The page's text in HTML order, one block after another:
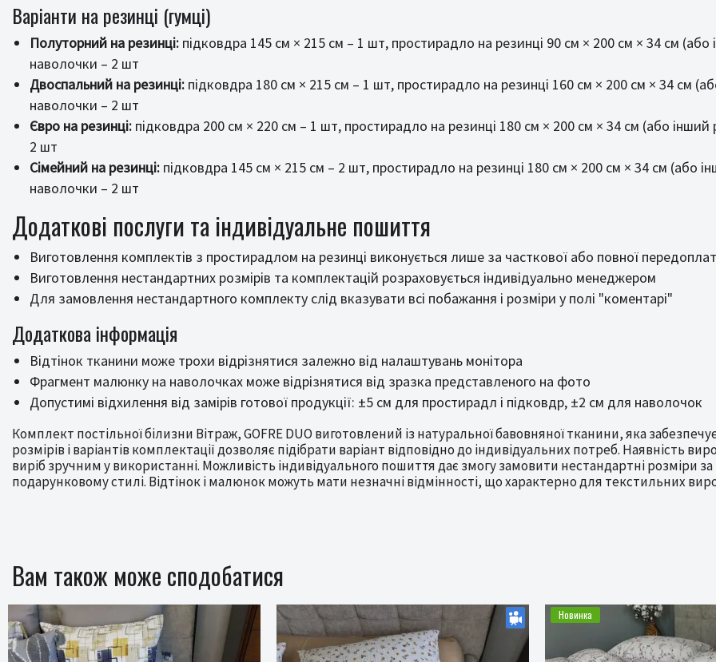
Варіанти на резинці (гумці)
Полуторний на резинці: підковдра 145 см × 215 см – 1 шт, простирадло на резинці 90 см × 200 см × 34 см
наволочки – 2 шт
Двоспальний на резинці: підковдра 180 см × 215 см – 1 шт, простирадло на резинці 160 см × 200 см × 34 см
наволочки – 2 шт
Євро на резинці: підковдра 200 см × 220 см – 1 шт, простирадло на резинці 180 см × 200 см × 34 см (або
2 шт
Сімейний на резинці: підковдра 145 см × 215 см – 2 шт, простирадло на резинці 180 см × 200 см × 34 см (або
наволочки – 2 шт
Додаткові послуги та індивідуальне пошиття
Виготовлення комплектів з простирадлом на резинці виконується лише за часткової або повної
Виготовлення нестандартних розмірів та комплектацій розраховується індивідуально менеджером
Для замовлення нестандартного комплекту слід вказувати всі побажання і розміри у полі "коментарі"
Додаткова інформація
Відтінок тканини може трохи відрізнятися залежно від налаштувань монітора
Фрагмент малюнку на наволочках може відрізнятися від зразка представленого на фото
Допустимі відхилення від замірів готової продукції: ±5 см для простирадл і підковдр, ±2 см для наволочок
Комплект постільної білизни Вітраж, GOFRE DUO виготовлений із натуральної бавовняної тканини, яка
розмірів і варіантів комплектації дозволяє підібрати варіант відповідно до індивідуальних потреб. Наявність
виріб зручним у використанні. Можливість індивідуального пошиття дає змогу замовити нестандартні розміри
подарунковому стилі. Відтінок і малюнок можуть мати незначні відмінності, що характерно для текстильних
Вам також може сподобатися
Новинка